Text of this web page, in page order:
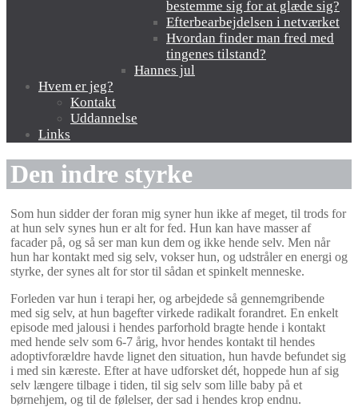
bestemme sig for at glæde sig?
Efterbearbejdelsen i netværket
Hvordan finder man fred med
tingenes tilstand?
Hannes jul
Hvem er jeg?
Kontakt
Uddannelse
Links
Den indre styrke
Som hun sidder der foran mig syner hun ikke af meget, til trods for
at hun selv synes hun er alt for fed. Hun kan have masser af
facader på, og så ser man kun dem og ikke hende selv. Men når
hun har kontakt med sig selv, vokser hun, og udstråler en energi og
styrke, der synes alt for stor til sådan et spinkelt menneske.
Forleden var hun i terapi her, og arbejdede så gennemgribende
med sig selv, at hun bagefter virkede radikalt forandret. En enkelt
episode med jalousi i hendes parforhold bragte hende i kontakt
med hende selv som 6-7 årig, hvor hendes kontakt til hendes
adoptivforældre havde lignet den situation, hun havde befundet sig
i med sin kæreste. Efter at have udforsket dét, hoppede hun af sig
selv længere tilbage i tiden, til sig selv som lille baby på et
børnehjem, og til de følelser, der sad i hendes krop endnu.